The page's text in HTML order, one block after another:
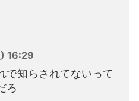
16:29
で知らされてないって
ろ